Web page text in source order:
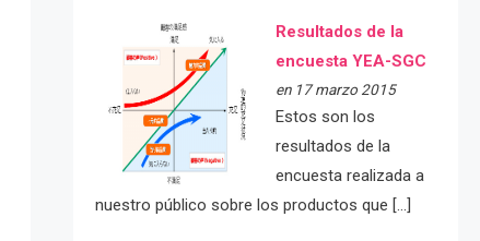
Resultados de la
encuesta YEA-SGC
en 17 marzo 2015
Estos son los
resultados de la
encuesta realizada a
nuestro público sobre los productos que […]